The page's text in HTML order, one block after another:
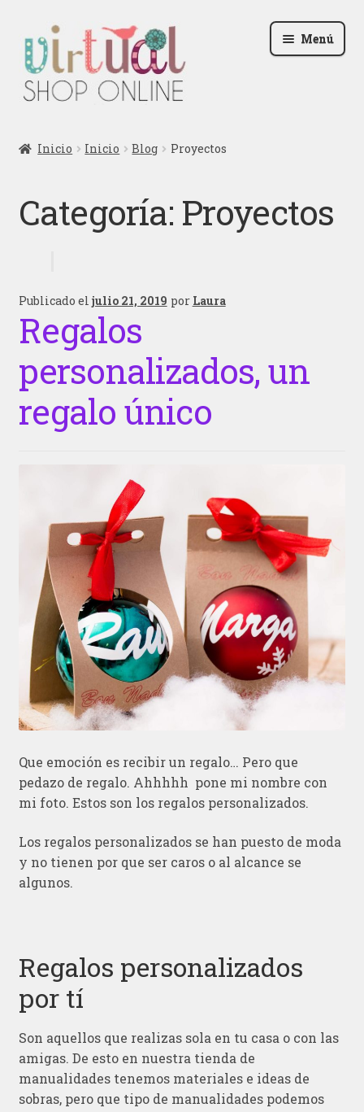
la
navegación
al
contenido
Menú
Contactar
Iniciar sesión
Inicio Inicio Blog Proyectos
Categoría: Proyectos
Publicado el julio 21, 2019 por Laura
Regalos
personalizados, un
regalo único
Que emoción es recibir un regalo… Pero que
pedazo de regalo. Ahhhhh pone mi nombre con
mi foto. Estos son los regalos personalizados.
Los regalos personalizados se han puesto de moda
y no tienen por que ser caros o al alcance se
algunos.
Regalos personalizados
por tí
Son aquellos que realizas sola en tu casa o con las
amigas. De esto en nuestra tienda de
manualidades tenemos materiales e ideas de
sobras, pero que tipo de manualidades podemos